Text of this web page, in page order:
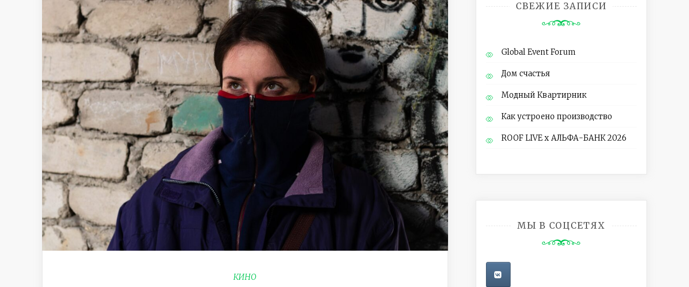
КИНО
СВЕЖИЕ ЗАПИСИ
Global Event Forum
Дом счастья
Модный Квартирник
Как устроено производство
ROOF LIVE x АЛЬФА-БАНК 2026
МЫ В СОЦСЕТЯХ